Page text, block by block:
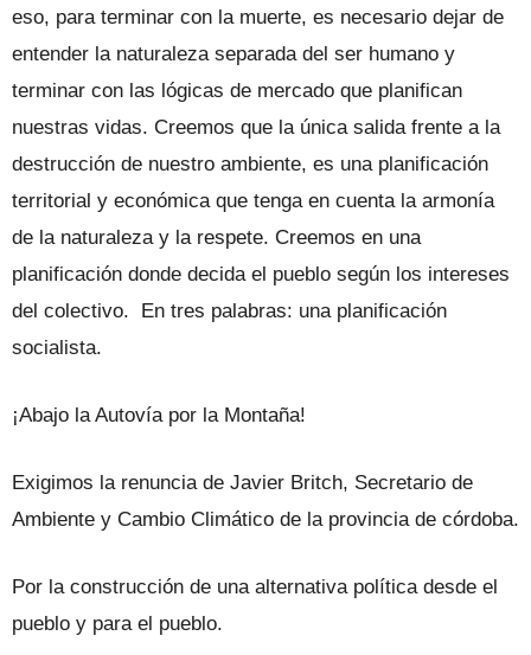
eso, para terminar con la muerte, es necesario dejar de
entender la naturaleza separada del ser humano y
terminar con las lógicas de mercado que planifican
nuestras vidas. Creemos que la única salida frente a la
destrucción de nuestro ambiente, es una planificación
territorial y económica que tenga en cuenta la armonía
de la naturaleza y la respete. Creemos en una
planificación donde decida el pueblo según los intereses
del colectivo. En tres palabras: una planificación
socialista.
¡Abajo la Autovía por la Montaña!
Exigimos la renuncia de Javier Britch, Secretario de
Ambiente y Cambio Climático de la provincia de córdoba.
Por la construcción de una alternativa política desde el
pueblo y para el pueblo.